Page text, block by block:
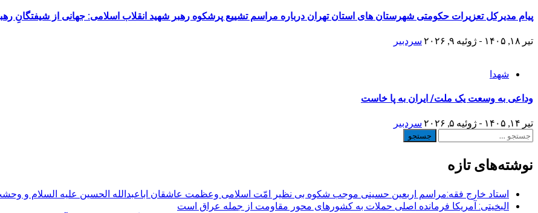
پیام مدیرکل تعزیرات حکومتی شهرستان های استان تهران​ درباره مراسم تشییع پرشکوه رهبر شهید انقلاب اسلامی: جهانی از شیفتگانِ
تیر ۱۸, ۱۴۰۵ - ژوئیه ۹, ۲۰۲۶ سردبیر
شهدا
وداعی به وسعت یک ملت/ ایران به پا خاست
تیر ۱۴, ۱۴۰۵ - ژوئیه ۵, ۲۰۲۶
سردبیر
جستجو
نوشته‌های تازه
استاد خارج فقه:مراسم اربعین حسینی موجب شکوه بی نظیر امّت اسلامی وعظمت عاشقان اباعبدالله الحسین علیه السلام و
البخیتی: آمریکا فرمانده اصلی حملات به کشورهای محور مقاومت از جمله عراق است